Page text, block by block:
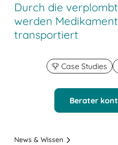
Durch die
werden
transportiert
Case Studies
Berater
News & Wissen